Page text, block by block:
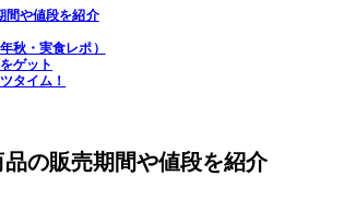
間や値段を紹介
秋・実食レポ）
ゲット
タイム！
品の販売期間や値段を紹介